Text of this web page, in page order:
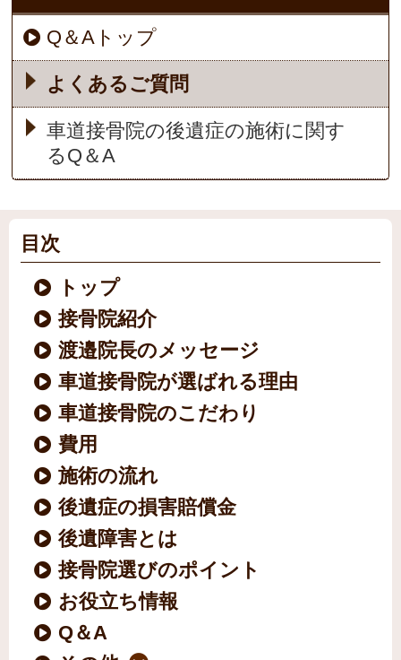
Q＆Aトップ
よくあるご質問
車道接骨院の後遺症の施術に関す
るQ＆A
目次
トップ
接骨院紹介
渡邉院長のメッセージ
車道接骨院が選ばれる理由
車道接骨院のこだわり
費用
施術の流れ
後遺症の損害賠償金
後遺障害とは
接骨院選びのポイント
お役立ち情報
Q＆A